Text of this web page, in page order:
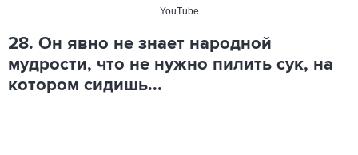
YouTube
28. Он явно не знает народной
мудрости, что не нужно пилить сук, на
котором сидишь...